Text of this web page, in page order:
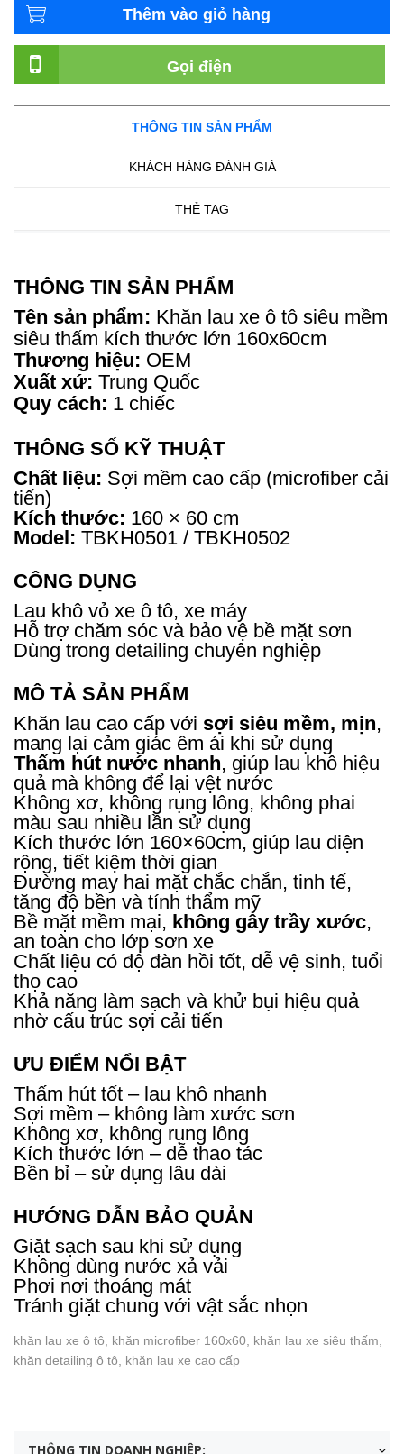
Thêm vào giỏ hàng
Gọi điện
THÔNG TIN SẢN PHẨM
KHÁCH HÀNG ĐÁNH GIÁ
THẺ TAG
THÔNG TIN SẢN PHẨM
Tên sản phẩm: Khăn lau xe ô tô siêu mềm
siêu thấm kích thước lớn 160x60cm
Thương hiệu: OEM
Xuất xứ: Trung Quốc
Quy cách: 1 chiếc
THÔNG SỐ KỸ THUẬT
Chất liệu: Sợi mềm cao cấp (microfiber cải
tiến)
Kích thước: 160 × 60 cm
Model: TBKH0501 / TBKH0502
CÔNG DỤNG
Lau khô vỏ xe ô tô, xe máy
Hỗ trợ chăm sóc và bảo vệ bề mặt sơn
Dùng trong detailing chuyên nghiệp
MÔ TẢ SẢN PHẨM
Khăn lau cao cấp với sợi siêu mềm, mịn,
mang lại cảm giác êm ái khi sử dụng
Thấm hút nước nhanh, giúp lau khô hiệu
quả mà không để lại vệt nước
Không xơ, không rụng lông, không phai
màu sau nhiều lần sử dụng
Kích thước lớn 160×60cm, giúp lau diện
rộng, tiết kiệm thời gian
Đường may hai mặt chắc chắn, tinh tế,
tăng độ bền và tính thẩm mỹ
Bề mặt mềm mại, không gây trầy xước,
an toàn cho lớp sơn xe
Chất liệu có độ đàn hồi tốt, dễ vệ sinh, tuổi
thọ cao
Khả năng làm sạch và khử bụi hiệu quả
nhờ cấu trúc sợi cải tiến
ƯU ĐIỂM NỔI BẬT
Thấm hút tốt – lau khô nhanh
Sợi mềm – không làm xước sơn
Không xơ, không rụng lông
Kích thước lớn – dễ thao tác
Bền bỉ – sử dụng lâu dài
HƯỚNG DẪN BẢO QUẢN
Giặt sạch sau khi sử dụng
Không dùng nước xả vải
Phơi nơi thoáng mát
Tránh giặt chung với vật sắc nhọn
khăn lau xe ô tô, khăn microfiber 160x60, khăn lau xe siêu thấm,
khăn detailing ô tô, khăn lau xe cao cấp
THÔNG TIN DOANH NGHIỆP: